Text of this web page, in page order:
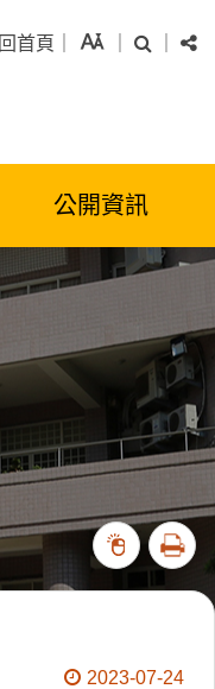
回首頁 字級 搜尋
公開資訊
20119
2023-07-24